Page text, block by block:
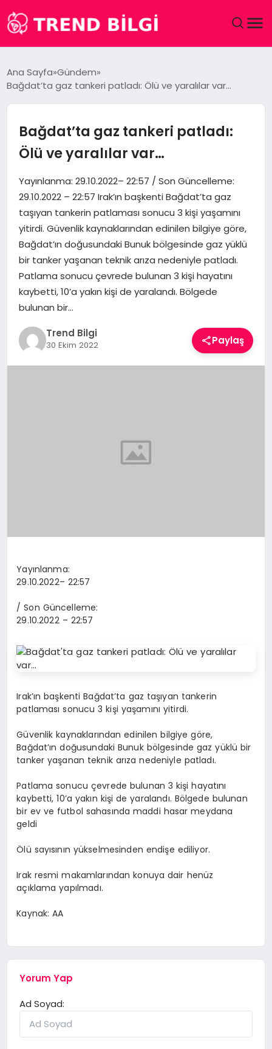
DÜNYA
EĞITIM
EKONOMI
MAGAZIN
SAĞLIK
SPOR
TEKNOLOJI
YAŞAM
Ana Sayfa Gündem
Bağdat’ta gaz tankeri patladı: Ölü ve yaralılar var…
Bağdat’ta gaz tankeri patladı:
Ölü ve yaralılar var…
Yayınlanma: 29.10.2022– 22:57 / Son Güncelleme:
29.10.2022 – 22:57 Irak’ın başkenti Bağdat’ta gaz
taşıyan tankerin patlaması sonucu 3 kişi yaşamını
yitirdi. Güvenlik kaynaklarından edinilen bilgiye göre,
Bağdat’ın doğusundaki Bunuk bölgesinde gaz yüklü
bir tanker yaşanan teknik arıza nedeniyle patladı.
Patlama sonucu çevrede bulunan 3 kişi hayatını
kaybetti, 10’a yakın kişi de yaralandı. Bölgede
bulunan bir…
Trend Bilgi
30 Ekim 2022 Paylaş
Yayınlanma:
29.10.2022– 22:57
/ Son Güncelleme:
29.10.2022– 22:57
Irak’ın başkenti Bağdat’ta gaz taşıyan tankerin
patlaması sonucu 3 kişi yaşamını yitirdi.
Güvenlik kaynaklarından edinilen bilgiye göre,
Bağdat’ın doğusundaki Bunuk bölgesinde gaz yüklü bir
tanker yaşanan teknik arıza nedeniyle patladı.
Patlama sonucu çevrede bulunan 3 kişi hayatını
kaybetti, 10’a yakın kişi de yaralandı. Bölgede bulunan
bir ev ve futbol sahasında maddi hasar meydana
geldi
Ölü sayısının yükselmesinden endişe ediliyor.
Irak resmi makamlarından konuya dair henüz
açıklama yapılmadı.
Kaynak: AA
Yorum Yap
Ad Soyad: